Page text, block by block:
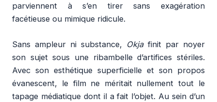
parviennent à s’en tirer sans exagération
facétieuse ou mimique ridicule.
Sans ampleur ni substance, Okjafinit par noyer
son sujet sous une ribambelle d’artifices stériles.
Avec son esthétique superficielle et son propos
évanescent, le film ne méritait nullement tout le
tapage médiatique dont il a fait l’objet. Au sein d’un